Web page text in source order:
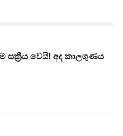
සක්‍රීය වෙයි! අද කාලගුණය